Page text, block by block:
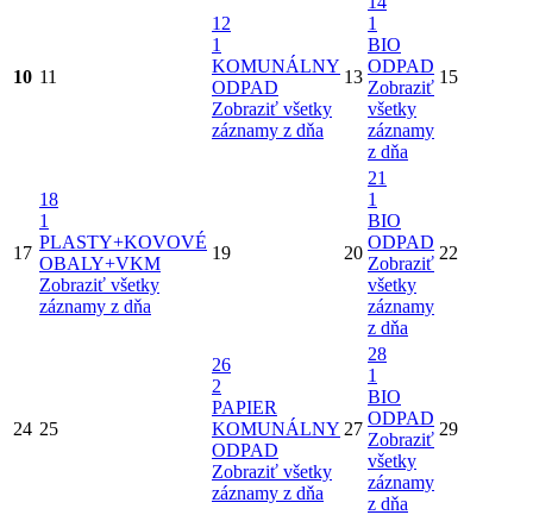
10 11
12
1
KOMUNÁLNY
ODPAD
Zobraziť všetky
záznamy z dňa
13
1
BIO
ODPAD
Zobraziť
všetky
záznamy
z dňa
15
17
18
1
PLASTY+KOVOVÉ
OBALY+VKM
Zobraziť všetky
záznamy z dňa
19 20
21
1
BIO
ODPAD
Zobraziť
všetky
záznamy
z dňa
22
24 25
26
2
PAPIER
KOMUNÁLNY
ODPAD
Zobraziť všetky
záznamy z dňa
27
28
1
BIO
ODPAD
Zobraziť
všetky
záznamy
z dňa
29